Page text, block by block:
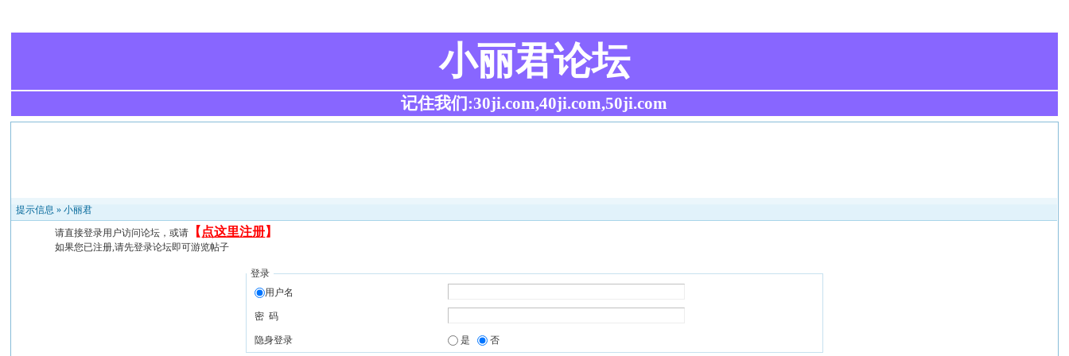
小丽君论坛
记住我们:30ji.com,40ji.com,50ji.com
提示信息 »小丽君
请直接登录用户访问论坛，或请 【 点这里注册】
如果您已注册,请先登录论坛即可游览帖子
登录
用户名
密 码
隐身登录 是 否